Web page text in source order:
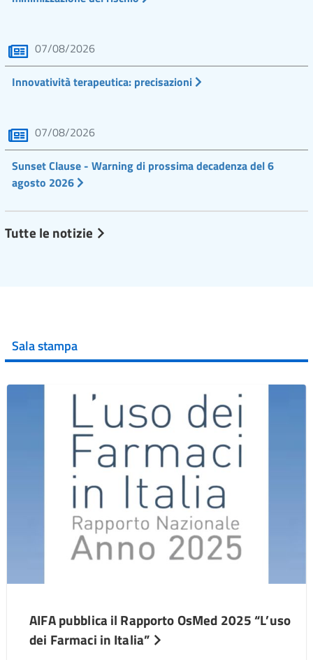
07/08/2026
Innovatività terapeutica: precisazioni
07/08/2026
Sunset Clause - Warning di prossima decadenza del 6
agosto 2026
Tutte le notizie
Sala stampa
AIFA pubblica il Rapporto OsMed 2025 “L’uso
dei Farmaci in Italia”